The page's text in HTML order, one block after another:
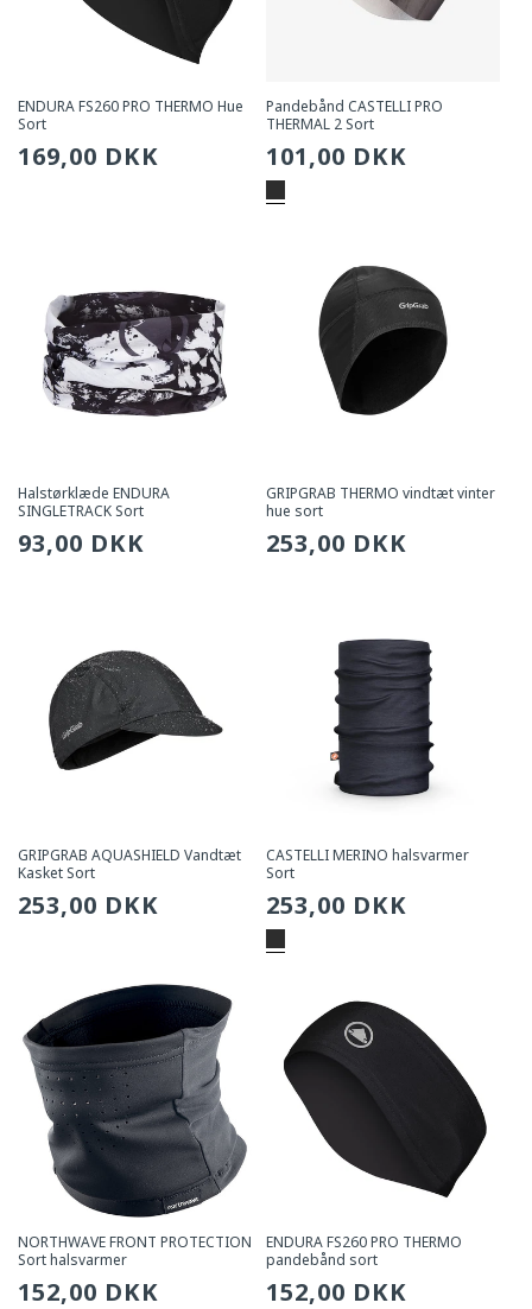
ENDURA FS260 PRO THERMO Hue
Sort
Sædvanlig
169,00 DKK
Pandebånd CASTELLI PRO
THERMAL 2 Sort
Sædvanlig
pris
101,00 DKK
Halstørklæde ENDURA
SINGLETRACK Sort
Sædvanlig
93,00 DKK
GRIPGRAB THERMO vindtæt vinter
hue sort
Sædvanlig
253,00 DKK
GRIPGRAB AQUASHIELD Vandtæt
Kasket Sort
Sædvanlig
253,00 DKK
CASTELLI MERINO halsvarmer
Sort
Sædvanlig
pris
253,00 DKK
NORTHWAVE FRONT PROTECTION
Sort halsvarmer
Sædvanlig
152,00 DKK
ENDURA FS260 PRO THERMO
pandebånd sort
Sædvanlig
152,00 DKK